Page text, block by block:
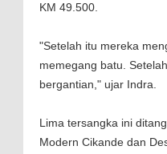
KM 49.500.
"Setelah itu mereka
memegang batu.
bergantian," ujar Indra.
Lima tersangka ini
Modern Cikande dan